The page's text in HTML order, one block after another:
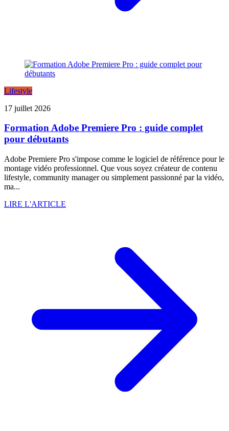
Lifestyle
17 juillet 2026
Formation Adobe Premiere Pro : guide complet
pour débutants
Adobe Premiere Pro s'impose comme le logiciel de référence pour le
montage vidéo professionnel. Que vous soyez créateur de contenu
lifestyle, community manager ou simplement passionné par la vidéo,
ma...
LIRE L'ARTICLE